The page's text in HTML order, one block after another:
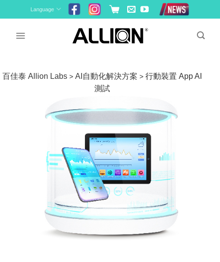
to
Language
百佳泰 Allion Labs >AI自動化解決方案 >行動裝置 App AI
測試